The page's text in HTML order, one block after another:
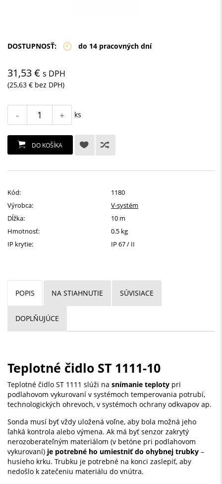
DOSTUPNOSŤ: do 14 pracovných dní
31,53 € s DPH
(25,63 € bez DPH)
- + ks
DO KOŠÍKA
Kód:
1180
Výrobca:
V-systém
Dĺžka:
10 m
Hmotnosť:
0.5 kg
IP krytie:
IP 67 / II
POPIS NA STIAHNUTIE SÚVISIACE
DOPLŇUJÚCE
Teplotné čidlo ST 1111-10
Teplotné čidlo ST 1111 slúži na snímanie teploty pri
podlahovom vykurovaní v systémoch temperovania potrubí,
technologických ohrevoch, v systémoch ochrany odkvapov ap.
Sonda musí byť vždy uložená voľne, aby bola možná jeho
ľahká kontrola alebo výmena. Ak má byť senzor zakrytý
nerozoberateľným materiálom (v betóne pri podlahovom
vykurovaní) je potrebné ho umiestniť do ohybnej trubky –
husieho krku. Trubku je potrebné na konci zaslepiť, aby
nedošlo k zatečeniu materiálu do vnútra.